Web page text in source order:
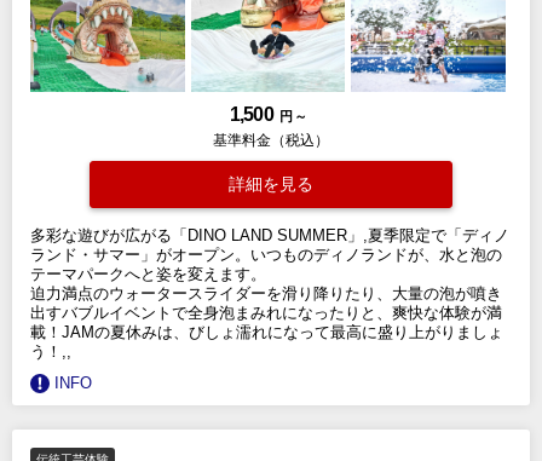
1,500 円 ～
基準料金（税込）
詳細を見る
多彩な遊びが広がる「DINO LAND SUMMER」,夏季限定で「ディノ
ランド・サマー」がオープン。いつものディノランドが、水と泡の
テーマパークへと姿を変えます。
迫力満点のウォータースライダーを滑り降りたり、大量の泡が噴き
出すバブルイベントで全身泡まみれになったりと、爽快な体験が満
載！JAMの夏休みは、びしょ濡れになって最高に盛り上がりましょ
う！,,
INFO